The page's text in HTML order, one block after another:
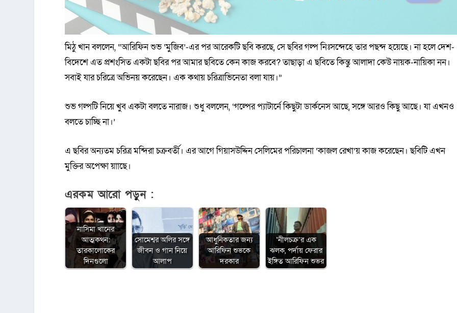
মিঠু খান বললেন, “আরিফিন শুভ ‘মুজিব’-এর পর আরেকটি ছবি করছে, সে ছবির গল্প নিঃসন্দেহে তার পছন্দ হয়েছে। না হলে দেশ-
বিদেশে এত প্রশংসিত একটা ছবির পর আমার ছবিতে কেন কাজ করবে? তাছাড়া এ ছবিতে কিন্তু আলাদা কেউ নায়ক-নায়িকা নন।
সবাই যার চরিত্রে অভিনয় করেছেন। এক কথায় চরিত্রাভিনেতা বলা যায়।”
শুভ গল্পটি নিয়ে খুব একটা বলতে নারাজ। শুধু বললেন, ‘গল্পের প্যাটার্নে কিছুটা ডার্কনেস আছে, সঙ্গে আরও কিছু আছে। যা এখনও
বলতে চাচ্ছি না।’
এ ছবির অন্যতম চরিত্র মন্দিরা চক্রবর্তী। এর আগে গিয়াসউদ্দিন সেলিমের পরিচালনা ‘কাজল রেখা’য় কাজ করেছেন। ছবিটি এখন
মুক্তির অপেক্ষা য়াাছে।
এরকম আরো পড়ুন :
নাসিমা খানের
আত্মকথন:
তারকালোকের
দিনগুলো
সোমেশ্বর অলির সঙ্গে
জীবন ও গান নিয়ে
আলাপ
আধুনিকতার জন্য
আরিফিন শুভকে
দরকার
‘নীলচক্র’র এক
ঝলক, পর্দায় ফেরার
ইঙ্গিত আরিফিন শুভর